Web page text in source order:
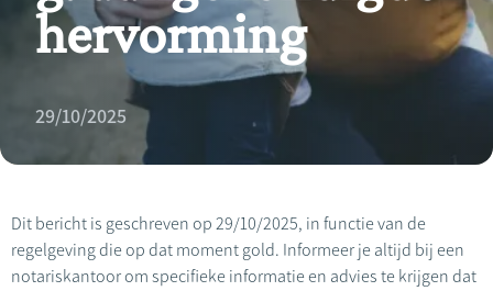
hervorming
29/10/2025
Dit bericht is geschreven op 29/10/2025, in functie van de
regelgeving die op dat moment gold. Informeer je altijd bij een
notariskantoor om specifieke informatie en advies te krijgen dat